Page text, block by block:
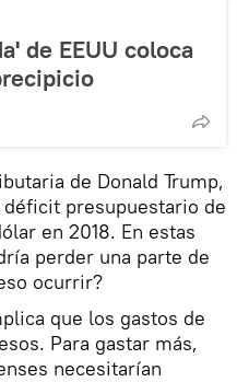
de EEUU coloca
de Donald Trump,
presupuestario de
en 2018. En estas
perder una parte de
ocurrir?
que los gastos de
Para gastar más,
necesitarían